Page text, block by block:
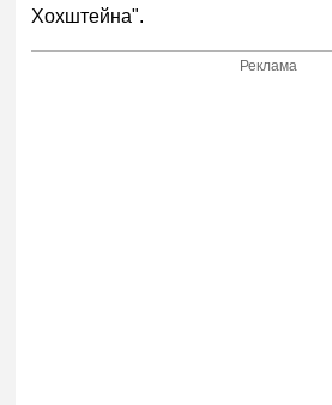
Хохштейна".
Реклама